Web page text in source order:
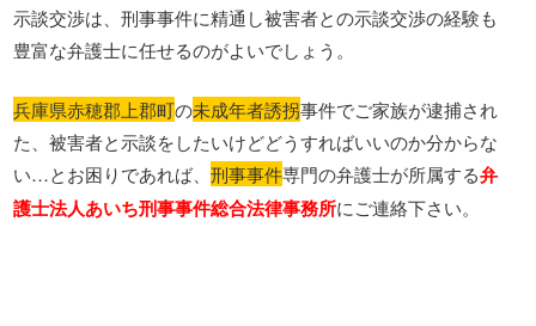
示談交渉は、刑事事件に精通し被害者との示談交渉の経験も
豊富な弁護士に任せるのがよいでしょう。
兵庫県赤穂郡上郡町の未成年者誘拐事件でご家族が逮捕され
た、被害者と示談をしたいけどどうすればいいのか分からな
い…とお困りであれば、刑事事件専門の弁護士が所属する弁
護士法人あいち刑事事件総合法律事務所にご連絡下さい。